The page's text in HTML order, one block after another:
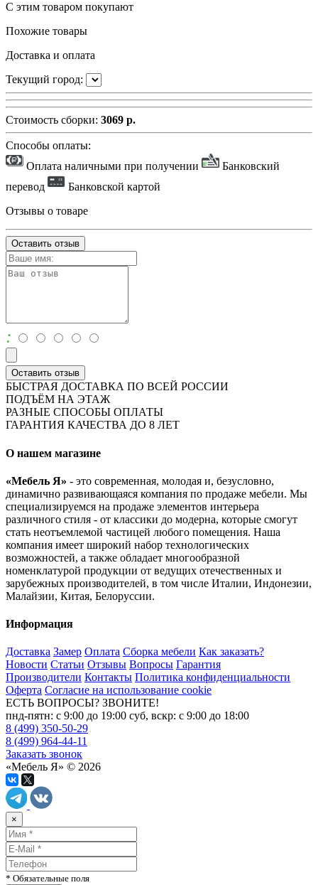
С этим товаром покупают
Похожие товары
Доставка и оплата
Текущий город:
Стоимость сборки: 3069 р.
Способы оплаты:
Оплата наличными при получении
Банковский
перевод
Банковской картой
Отзывы о товаре
Оставить отзыв
:
Оставить отзыв
БЫСТРАЯ ДОСТАВКА ПО ВСЕЙ РОССИИ
ПОДЪЁМ НА ЭТАЖ
РАЗНЫЕ СПОСОБЫ ОПЛАТЫ
ГАРАНТИЯ КАЧЕСТВА ДО 8 ЛЕТ
О нашем магазине
«Мебель Я» - это современная, молодая и, безусловно,
динамично развивающаяся компания по продаже мебели. Мы
специализируемся на продаже элементов интерьера
различного стиля - от классики до модерна, которые смогут
стать неотъемлемой частицей любого помещения. Наша
компания имеет широкий набор технологических
возможностей, а также обладает многообразной
номенклатурой продукции от ведущих отечественных и
зарубежных производителей, в том числе Италии, Индонезии,
Малайзии, Китая, Белоруссии.
Информация
Доставка Замер Оплата Сборка мебели Как заказать?
Новости Статьи Отзывы Вопросы Гарантия
Производители Контакты Политика конфиденциальности
Оферта Согласие на использование cookie
ЕСТЬ ВОПРОСЫ? ЗВОНИТЕ!
пнд-пятн: с 9:00 до 19:00 суб, вскр: с 9:00 до 18:00
8 (499) 350-50-29
8 (499) 964-44-11
Заказать звонок
«Мебель Я» © 2026
×
* Обязательные поля